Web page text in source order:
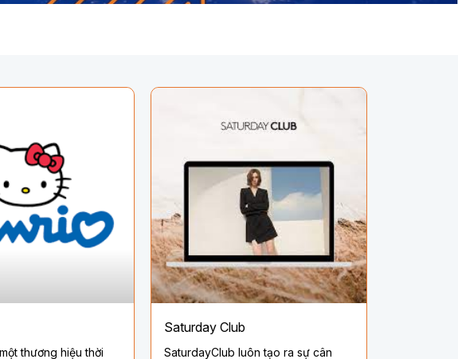
thương hiệu thời
Saturday Club
SaturdayClub luôn tạo ra sự cân